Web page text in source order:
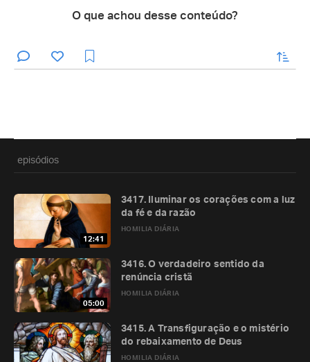
O que achou desse conteúdo?
enviar
episódios
12:41
HOMILIA DIÁRIA
3417. Iluminar os corações com a luz
da fé e da razão
05:00
HOMILIA DIÁRIA
3416. O verdadeiro sentido da
renúncia cristã
HOMILIA DIÁRIA
3415. A Transfiguração e o mistério
do rebaixamento de Deus